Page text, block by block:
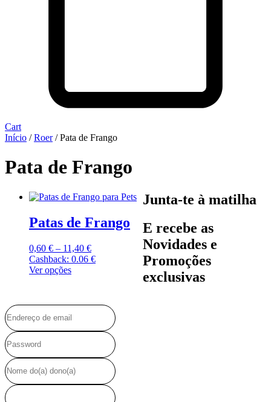
Cart
Início /Roer/ Pata de Frango
Pata de Frango
Patas de Frango
0,60 € – 11,40 €Price
range:
Cashback: 0.06 €
Ver opçõesThis
variants.
The
options
be
chosen
on
Junta-te à matilha
E recebe as
Novidades e
Promoções
exclusivas